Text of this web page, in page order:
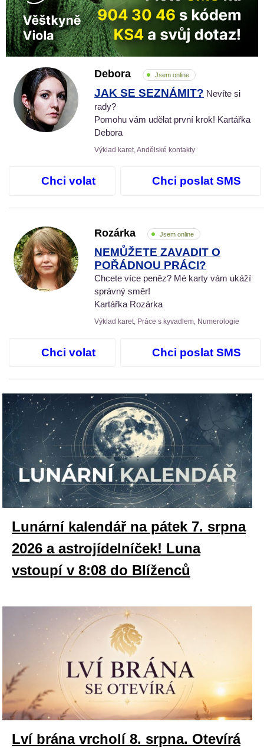
Debora Jsem online
JAK SE SEZNÁMIT? Nevíte si
rady?
Pomohu vám udělat první krok! Kartářka
Debora
Výklad karet, Andělské kontakty
Chci volat Chci poslat SMS
Rozárka Jsem online
NEMŮŽETE ZAVADIT O
POŘÁDNOU PRÁCI?
Chcete více peněz? Mé karty vám ukáží
správný směr!
Kartářka Rozárka
Výklad karet, Práce s kyvadlem, Numerologie
Chci volat Chci poslat SMS
Lunární kalendář na pátek 7. srpna
2026 a astrojídelníček! Luna
vstoupí v 8:08 do Blíženců
Lví brána vrcholí 8. srpna. Otevírá